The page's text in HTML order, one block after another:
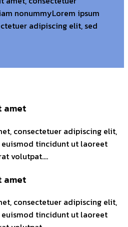
nonummyLorem ipsum
adipiscing elit, sed
amet
consectetuer adipiscing elit,
tincidunt ut laoreet
volutpat….
amet
consectetuer adipiscing elit,
tincidunt ut laoreet